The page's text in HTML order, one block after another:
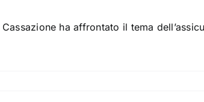
ha affrontato il tema